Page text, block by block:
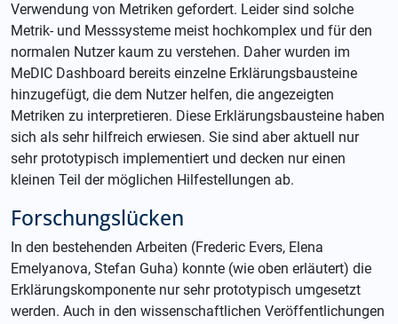
Verwendung von Metriken gefordert. Leider sind solche
Metrik- und Messsysteme meist hochkomplex und für den
normalen Nutzer kaum zu verstehen. Daher wurden im
MeDIC Dashboard bereits einzelne Erklärungsbausteine
hinzugefügt, die dem Nutzer helfen, die angezeigten
Metriken zu interpretieren. Diese Erklärungsbausteine haben
sich als sehr hilfreich erwiesen. Sie sind aber aktuell nur
sehr prototypisch implementiert und decken nur einen
kleinen Teil der möglichen Hilfestellungen ab.
Forschungslücken
In den bestehenden Arbeiten (Frederic Evers, Elena
Emelyanova, Stefan Guha) konnte (wie oben erläutert) die
Erklärungskomponente nur sehr prototypisch umgesetzt
werden. Auch in den wissenschaftlichen Veröffentlichungen